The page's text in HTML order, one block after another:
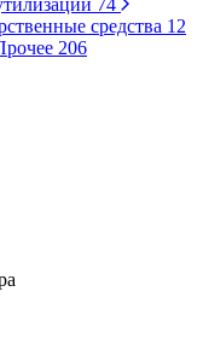
74
средства 12
206